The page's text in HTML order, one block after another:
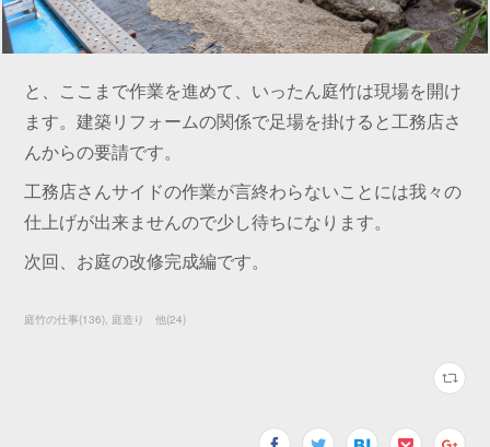
と、ここまで作業を進めて、いったん庭竹は現場を開け
ます。建築リフォームの関係で足場を掛けると工務店さ
んからの要請です。
工務店さんサイドの作業が言終わらないことには我々の
仕上げが出来ませんので少し待ちになります。
次回、お庭の改修完成編です。
庭竹の仕事(136) 庭造り 他(24)